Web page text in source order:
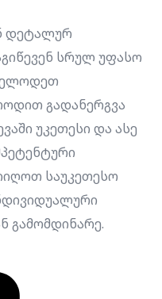
დეტალურ
სრულ უფასო
ელოდეთ
გადანერგვა
უკეთესი და ასე
საუკეთესო
გამომდინარე.